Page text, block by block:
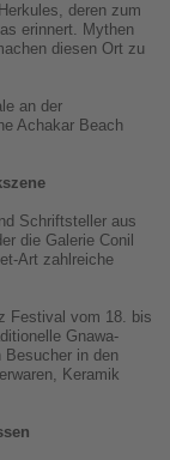
deren zum
erinnert. Mythen
diesen Ort zu
an der
Achakar Beach
Schriftsteller aus
die Galerie Conil
Art zahlreiche
Festival vom 18. bis
Gnawa-
Besucher in den
Keramik